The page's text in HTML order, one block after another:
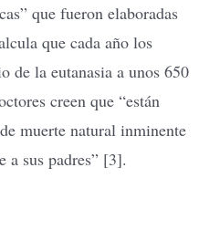
que fueron elaboradas
que cada año los
de la eutanasia a unos 650
creen que “están
muerte natural inminente
a sus padres” [3].